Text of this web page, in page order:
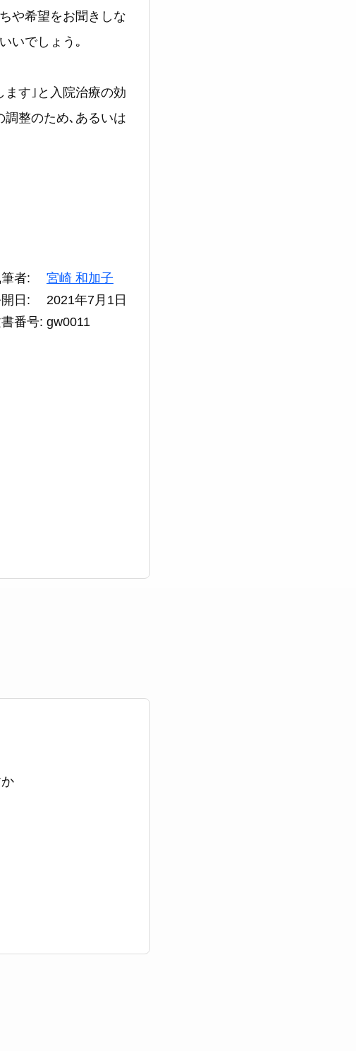
や希望をお聞きしな
いでしょう｡
す｣と入院治療の効
整のため､あるいは
者
宮崎 和加子
日
2021年7月1日
番号 gw0011